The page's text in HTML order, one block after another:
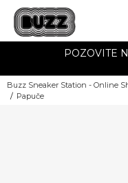
POZOVITE
Buzz Sneaker Station - Online
Papuče